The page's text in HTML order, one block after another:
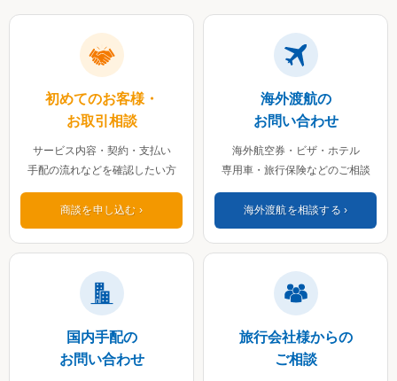
初めてのお客様・
お取引相談
サービス内容・契約・支払い
手配の流れなどを確認したい方
商談を申し込む
海外渡航の
お問い合わせ
海外航空券・ビザ・ホテル
専用車・旅行保険などのご相談
海外渡航を相談する
国内手配の
お問い合わせ
旅行会社様からの
ご相談